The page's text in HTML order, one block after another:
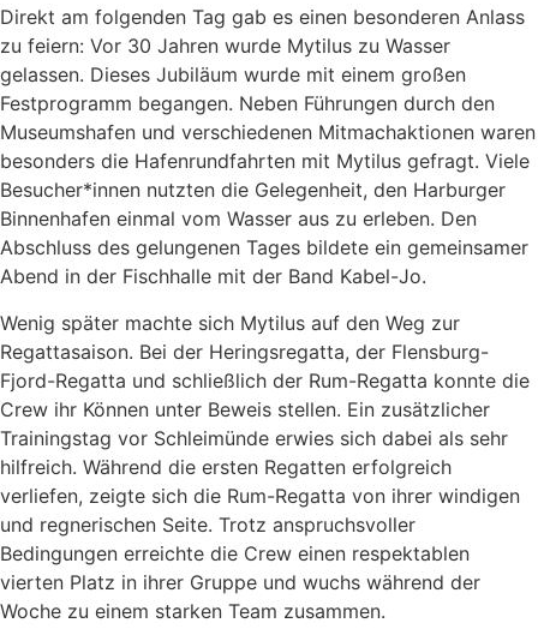
Direkt am folgenden Tag gab es einen besonderen Anlass
zu feiern: Vor 30 Jahren wurde Mytilus zu Wasser
gelassen. Dieses Jubiläum wurde mit einem großen
Festprogramm begangen. Neben Führungen durch den
Museumshafen und verschiedenen Mitmachaktionen waren
besonders die Hafenrundfahrten mit Mytilus gefragt. Viele
Besucher*innen nutzten die Gelegenheit, den Harburger
Binnenhafen einmal vom Wasser aus zu erleben. Den
Abschluss des gelungenen Tages bildete ein gemeinsamer
Abend in der Fischhalle mit der Band Kabel-Jo.
Wenig später machte sich Mytilus auf den Weg zur
Regattasaison. Bei der Heringsregatta, der Flensburg-
Fjord-Regatta und schließlich der Rum-Regatta konnte die
Crew ihr Können unter Beweis stellen. Ein zusätzlicher
Trainingstag vor Schleimünde erwies sich dabei als sehr
hilfreich. Während die ersten Regatten erfolgreich
verliefen, zeigte sich die Rum-Regatta von ihrer windigen
und regnerischen Seite. Trotz anspruchsvoller
Bedingungen erreichte die Crew einen respektablen
vierten Platz in ihrer Gruppe und wuchs während der
Woche zu einem starken Team zusammen.